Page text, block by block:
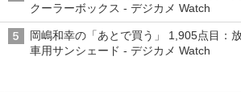
クーラーボックス - デジカメ Watch
岡嶋和幸の「あとで買う」 1,905点目：
車用サンシェード - デジカメ Watch